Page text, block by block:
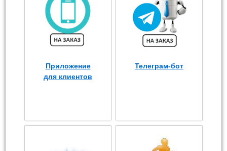
Приложение
для клиентов
Телеграм-бот